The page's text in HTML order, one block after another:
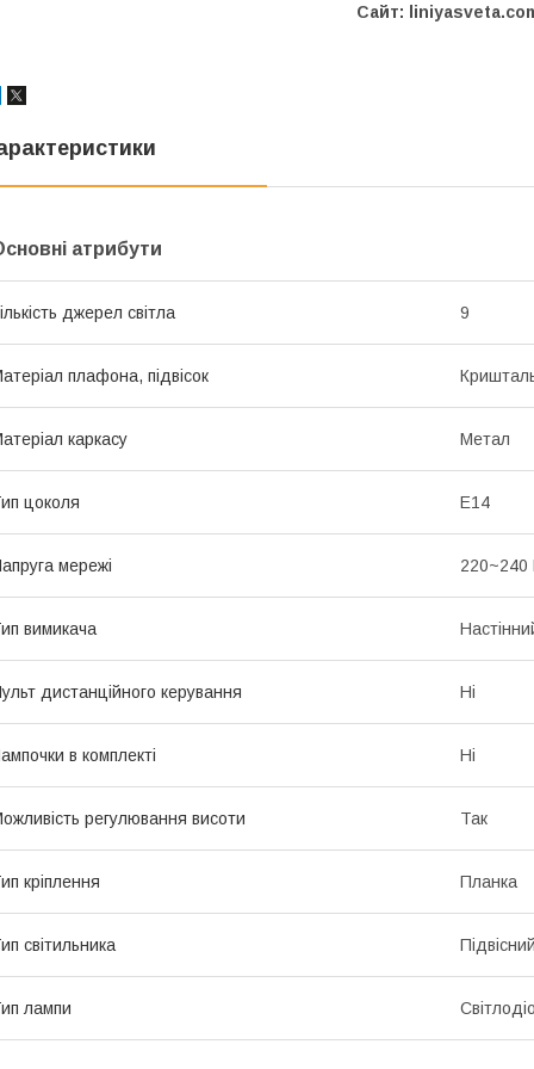
Сайт:
атрибути
джерел світла 9
плафона, підвісок
каркасу Метал
цоколя E14
мережі 220~240
вимикача
дистанційного керування Ні
в комплекті Ні
регулювання висоти Так
кріплення Планка
світильника Підвісний
лампи